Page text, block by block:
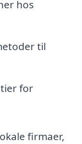
hos
til
for
firmaer,